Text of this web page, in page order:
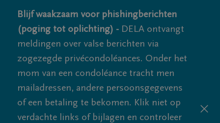
Blijf waakzaam voor phishingberichten
(poging tot oplichting) - DELA ontvangt
meldingen over valse berichten via
zogezegde privécondoléances. Onder het
mom van een condoléance tracht men
mailadressen, andere persoonsgegevens
of een betaling te bekomen. Klik niet op
verdachte links of bijlagen en controleer